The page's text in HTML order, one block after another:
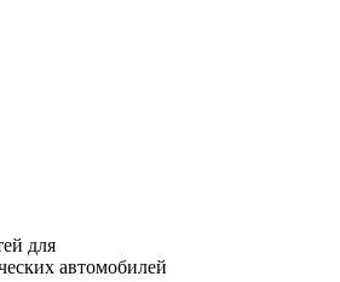
для
автомобилей